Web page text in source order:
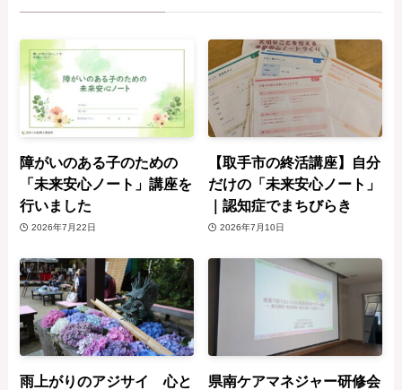
障がいのある子のための
「未来安心ノート」講座を
行いました
2026年7月22日
【取手市の終活講座】自分
だけの「未来安心ノート」
｜認知症でまちびらき
2026年7月10日
雨上がりのアジサイ 心と
県南ケアマネジャー研修会